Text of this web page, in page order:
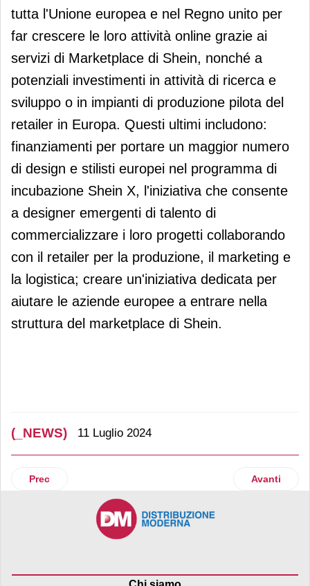
tutta l'Unione europea e nel Regno unito per
far crescere le loro attività online grazie ai
servizi di Marketplace di Shein, nonché a
potenziali investimenti in attività di ricerca e
sviluppo o in impianti di produzione pilota del
retailer in Europa. Questi ultimi includono:
finanziamenti per portare un maggior numero
di design e stilisti europei nel programma di
incubazione Shein X, l'iniziativa che consente
a designer emergenti di talento di
commercializzare i loro progetti collaborando
con il retailer per la produzione, il marketing e
la logistica; creare un'iniziativa dedicata per
aiutare le aziende europee a entrare nella
struttura del marketplace di Shein.
(_NEWS) 11 Luglio 2024
Articolo precedente: A Crescentino (Vc) inaugura il primo
Prec Articolo
Avanti